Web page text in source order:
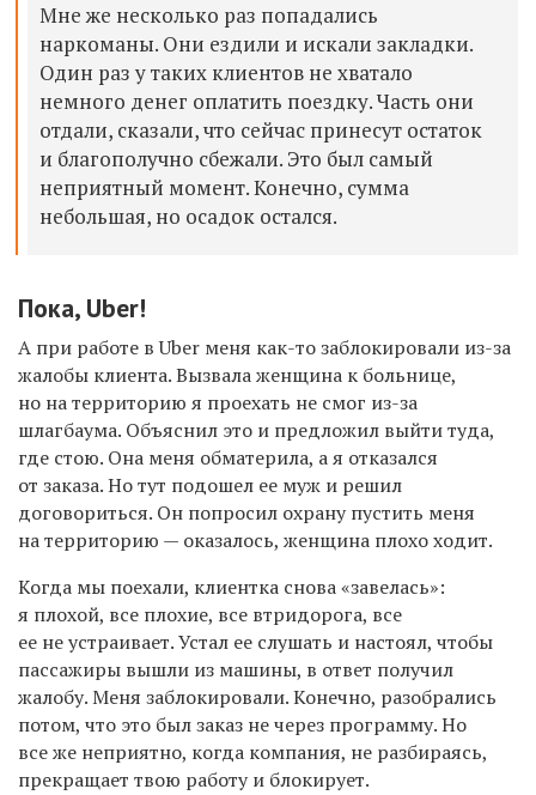
Мне же несколько раз попадались
наркоманы. Они ездили и искали закладки.
Один раз утаких клиентов не хватало
немного денег оплатить поездку.Часть они
отдали, сказали, что сейчас принесут остаток
и благополучно сбежали. Это был самый
неприятный момент. Конечно, сумма
небольшая, но осадок остался.
Пока, Uber!
А при работе вUber меня как-то заблокировали из-за
жалобы клиента. Вызвала женщина к больнице,
но на территорию я проехать не смог из-за
шлагбаума. Объяснил это и предложил выйти туда,
где стою. Она меня обматерила, ая отказался
от заказа. Но тут подошел ее муж и решил
договориться. Он попросил охрану пустить меня
на территорию — оказалось, женщина плохо ходит.
Когда мы поехали, клиентка снова «завелась»:
я плохой, все плохие, все втридорога, все
ее не устраивает. Устал ее слушать и настоял, чтобы
пассажиры вышли из машины, в ответ получил
жалобу.Меня заблокировали. Конечно, разобрались
потом, что это был заказ не через программу.Но
все же неприятно, когда компания, не разбираясь,
прекращает твою работу и блокирует.